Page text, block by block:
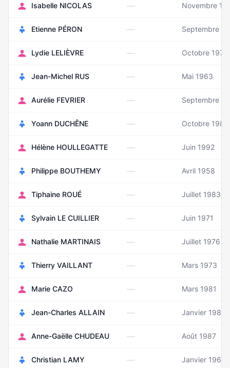
Isabelle NICOLAS — Novembre
Etienne PÉRON — Septembre
Lydie LELIÈVRE — Octobre 1976
Jean-Michel RUS — Mai 1963
Aurélie FEVRIER — Septembre
Yoann DUCHÊNE — Octobre 1983
Hélène HOULLEGATTE — Juin 1992
Philippe BOUTHEMY — Avril 1958
Tiphaine ROUÉ — Juillet 1983
Sylvain LE CUILLIER — Juin 1971
Nathalie MARTINAIS — Juillet 1976
Thierry VAILLANT — Mars 1973
Marie CAZO — Mars 1981
Jean-Charles ALLAIN — Janvier 1987
Anne-Gaëlle CHUDEAU — Août 1987
Christian LAMY — Janvier 1960